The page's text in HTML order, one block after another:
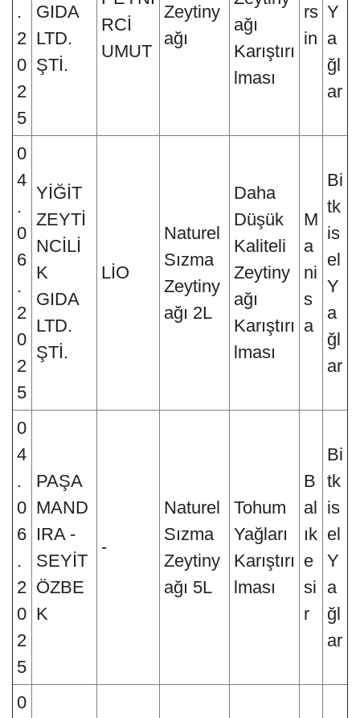
.
2
0
2
5
GIDA
LTD.
ŞTİ.
RCİ
UMUT
Zeytiny
ağı
ağı
Karıştırı
lması
rs
in
Y
a
ğl
ar
0
4
.
0
6
.
2
0
2
5
YİĞİT
ZEYTİ
NCİLİ
K
GIDA
LTD.
ŞTİ.
LİO
Naturel
Sızma
Zeytiny
ağı 2L
Daha
Düşük
Kaliteli
Zeytiny
ağı
Karıştırı
lması
M
a
ni
s
a
Bi
tk
is
el
Y
a
ğl
ar
0
4
.
0
6
.
2
0
2
5
PAŞA
MAND
IRA -
SEYİT
ÖZBE
K
-
Naturel
Sızma
Zeytiny
ağı 5L
Tohum
Yağları
Karıştırı
lması
B
al
ık
e
si
r
Bi
tk
is
el
Y
a
ğl
ar
0